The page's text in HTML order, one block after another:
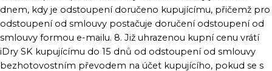
dnem, kdy je odstoupení doručeno kupujícímu, přičemž pro
odstoupení od smlouvy postačuje doručení odstoupení od
smlouvy formou e-mailu. 8. Již uhrazenou kupní cenu vrátí
iDry SK kupujícímu do 15 dnů od odstoupení od smlouvy
bezhotovostním převodem na účet kupujícího, pokud se s